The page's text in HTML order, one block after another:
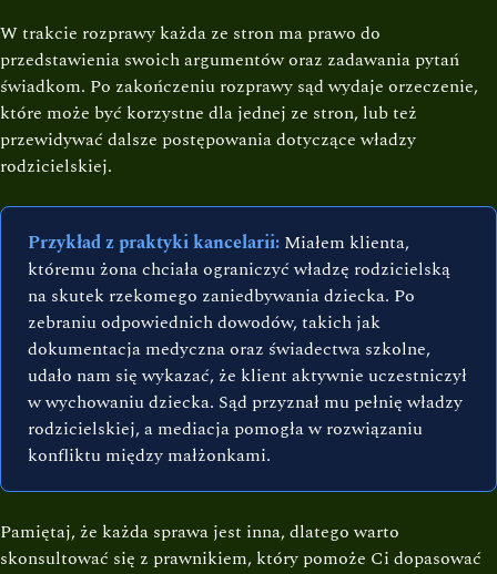
W trakcie rozprawy każda ze stron ma prawo do
przedstawienia swoich argumentów oraz zadawania pytań
świadkom. Po zakończeniu rozprawy sąd wydaje orzeczenie,
które może być korzystne dla jednej ze stron, lub też
przewidywać dalsze postępowania dotyczące władzy
rodzicielskiej.
Przykład z praktyki kancelarii: Miałem klienta,
któremu żona chciała ograniczyć władzę rodzicielską
na skutek rzekomego zaniedbywania dziecka. Po
zebraniu odpowiednich dowodów, takich jak
dokumentacja medyczna oraz świadectwa szkolne,
udało nam się wykazać, że klient aktywnie uczestniczył
w wychowaniu dziecka. Sąd przyznał mu pełnię władzy
rodzicielskiej, a mediacja pomogła w rozwiązaniu
konfliktu między małżonkami.
Pamiętaj, że każda sprawa jest inna, dlatego warto
skonsultować się z prawnikiem, który pomoże Ci dopasować